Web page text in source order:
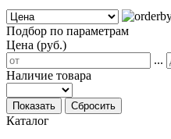
Подбор по параметрам
Цена (руб.)
...
Наличие товара
Показать Сбросить
Каталог